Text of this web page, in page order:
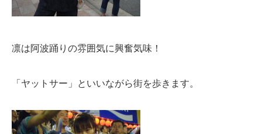
凛は阿波踊りの雰囲気に興奮気味！
「ヤットサー」といいながら街を歩きます。